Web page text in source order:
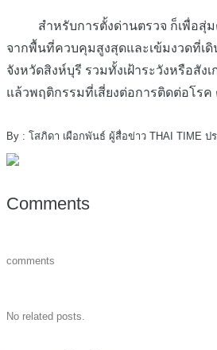
สำหรับการตั้งด่านตรวจ ก็เพื่อสุ่ม
จากพื้นที่ควบคุมสูงสุดและเข้มงวดที่เ
จังหวัดสิงห์บุรี รวมทั้งเฝ้าระวังหรือสัง
แล้วพฤติกรรมที่เสี่ยงต่อการติดต่อโรค
By : โสภิดา เผือกพันธ์ ผู้สื่อข่าว THAI TIME ป
Comments
comments
No related posts.